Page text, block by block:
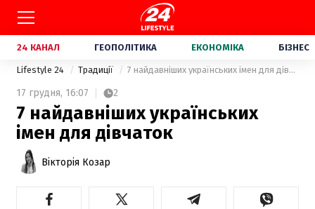
24 КАНАЛ ГЕОПОЛІТИКА ЕКОНОМІКА БІЗНЕС
Lifestyle 24 Традиції 7 найдавніших українських імен для дівчаток
17 грудня, 16:07 2
7 найдавніших українських
імен для дівчаток
Вікторія Козар